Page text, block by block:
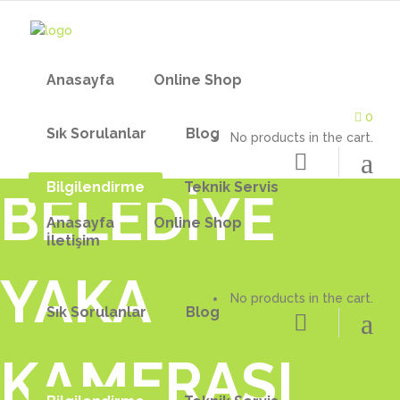
Anasayfa Online Shop
Sık Sorulanlar Blog
No products in the cart.
Anasayfa Online Shop
Sık Sorulanlar Blog
Bilgilendirme
YAKA KAMERASI
POLİS YAKA KAMERASI
AFRA YAKA
YAKA
Teknik Servis
İletişim
0
No products in the cart.
BELEDİYE
YAKA
KAMERASI